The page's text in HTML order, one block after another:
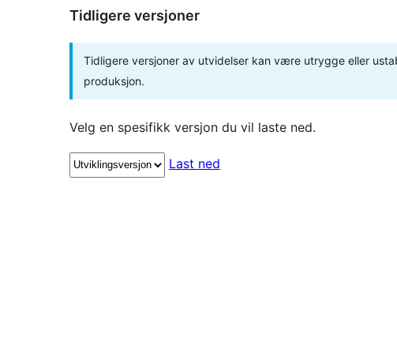
Tidligere versjoner
Tidligere versjoner av utvidelser kan være utrygge eller
produksjon.
Velg en spesifikk versjon du vil laste ned.
Last ned